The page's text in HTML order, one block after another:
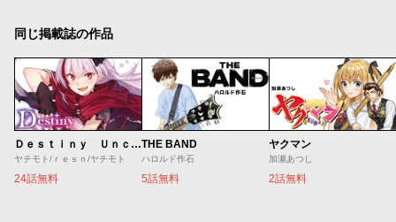
同じ掲載誌の作品
Ｄｅｓｔｉｎｙ Ｕｎｃｈａｉｎ Ｏｎｌｉｎｅ 吸血鬼少女となって、やがて『赤の魔王』と呼ばれるようになりました
ヤチモト/ｒｅｓｎ/ヤチモト
24話無料
THE BAND
ハロルド作石
5話無料
ヤクマン
加瀬あつし
2話無料